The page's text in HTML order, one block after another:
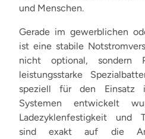
und Menschen.
Gerade im gewerblichen
ist eine stabile
nicht optional, sondern
leistungsstarke
speziell für den Einsatz
Systemen entwickelt
Ladezyklenfestigkeit und
sind exakt auf die